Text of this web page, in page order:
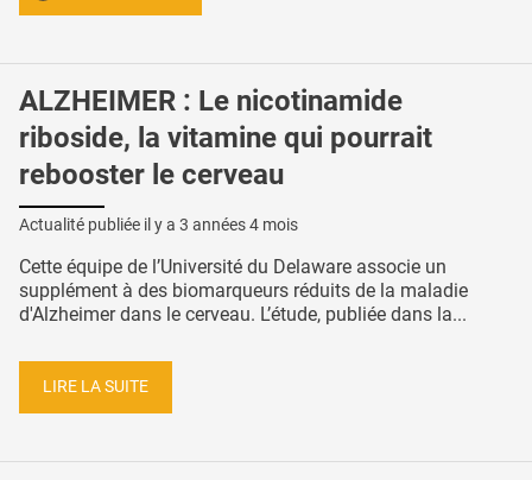
ALZHEIMER : Le nicotinamide
riboside, la vitamine qui pourrait
rebooster le cerveau
Actualité publiée il y a 3 années 4 mois
Cette équipe de l’Université du Delaware associe un
supplément à des biomarqueurs réduits de la maladie
d'Alzheimer dans le cerveau. L’étude, publiée dans la...
LIRE LA SUITE